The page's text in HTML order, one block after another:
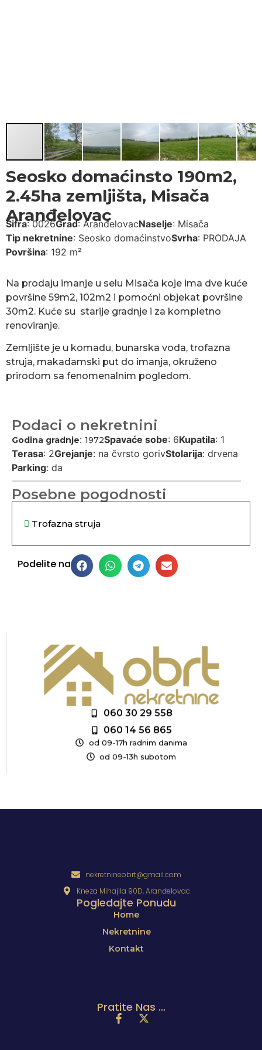
Seosko domaćinsto 190m2,
2.45ha zemljišta, Misača
Aranđelovac
Šifra:0026Grad: AranđelovacNaselje: Misača
Tip nekretnine: Seosko domaćinstvoSvrha: PRODAJA
Površina: 192 m²
Na prodaju imanje u selu Misača koje ima dve kuće
površine 59m2, 102m2 i pomoćni objekat površine
30m2. Kuće su starije gradnje i za kompletno
renoviranje.
Zemljište je u komadu, bunarska voda, trofazna
struja, makadamski put do imanja, okruženo
prirodom sa fenomenalnim pogledom.
Podaci o nekretnini
Godina gradnje: 1972Spavaće sobe: 6Kupatila: 1
Terasa: 2Grejanje: na čvrsto gorivStolarija: drvena
Parking: da
Posebne pogodnosti
Trofazna struja
Podelite na
060 30 29 558
060 14 56 865
od 09-17h radnim danima
od 09-13h subotom
nekretnineobrt@gmail.com
Kneza Mihajila 90D, Aranđelovac
Pogledajte Ponudu
Home
Nekretnine
Kontakt
Pratite Nas ...